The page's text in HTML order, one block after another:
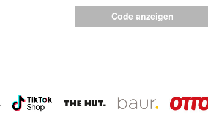
Code anzeigen